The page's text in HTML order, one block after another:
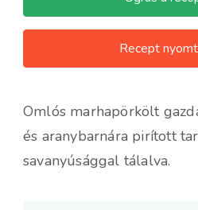
Recept
Omlós marhapörkölt
és aranybarnára pirított
savanyúsággal tálalva.